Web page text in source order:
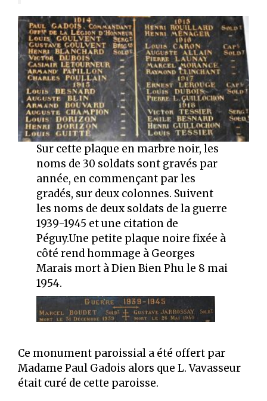
Sur cette plaque en marbre noir, les
noms de 30 soldats sont gravés par
année, en commençant par les
gradés, sur deux colonnes. Suivent
les noms de deux soldats de la guerre
1939-1945 et une citation de
Péguy.Une petite plaque noire fixée à
côté rend hommage à Georges
Marais mort à Dien Bien Phu le 8 mai
1954.
Ce monument paroissial a été offert par
Madame Paul Gadois alors que L. Vavasseur
était curé de cette paroisse.